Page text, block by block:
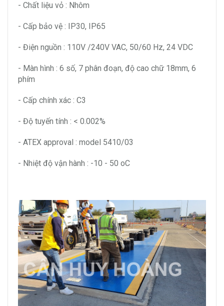
- Chất liệu vỏ : Nhôm
- Cấp bảo vệ : IP30, IP65
- Điện nguồn : 110V /240V VAC, 50/60 Hz, 24 VDC
- Màn hình : 6 số, 7 phân đoạn, độ cao chữ 18mm, 6
phím
- Cấp chính xác : C3
- Độ tuyến tính : < 0.002%
- ATEX approval : model 5410/03
- Nhiệt độ vận hành : -10 - 50 oC